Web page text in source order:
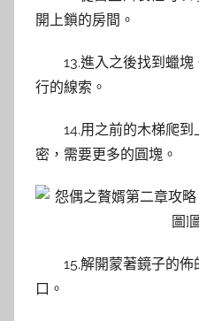
開上鎖的房間。
13.進入之後找到蠟
行的線索。
14.用之前的木梯爬
密，需要更多的圓塊。
15.解開蒙著鏡子的
口。